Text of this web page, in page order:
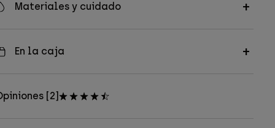
Materiales y cuidado
En la caja
[2]